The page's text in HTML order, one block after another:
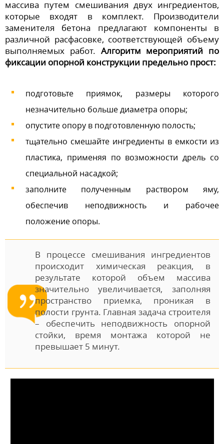
массива путем смешивания двух ингредиентов,
которые входят в комплект. Производители
заменителя бетона предлагают компоненты в
различной расфасовке, соответствующей объему
выполняемых работ. Алгоритм мероприятий по
фиксации опорной конструкции предельно прост:
подготовьте приямок, размеры которого
незначительно больше диаметра опоры;
опустите опору в подготовленную полость;
тщательно смешайте ингредиенты в емкости из
пластика, применяя по возможности дрель со
специальной насадкой;
заполните полученным раствором яму,
обеспечив неподвижность и рабочее
положение опоры.
В процессе смешивания ингредиентов
происходит химическая реакция, в
результате которой объем массива
значительно увеличивается, заполняя
пространство приемка, проникая в
полости грунта. Главная задача строителя
– обеспечить неподвижность опорной
стойки, время монтажа которой не
превышает 5 минут.